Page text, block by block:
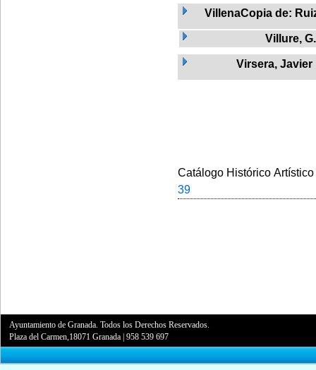
VillenaCopia de:
Villure, G.
Virsera, Javier
Catálogo Histórico
39
Ayuntamiento de Granada. Todos los Derechos Reservados.
Plaza del Carmen,18071 Granada |958 539 697